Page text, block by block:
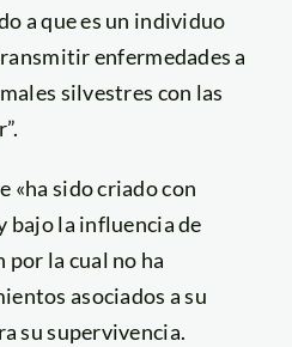
a que es un individuo
enfermedades a
silvestres con las
«ha sido criado con
bajo la influencia de
por la cual no ha
asociados a su
su supervivencia.